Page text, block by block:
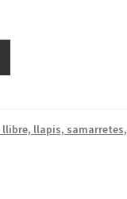
llapis, samarretes,